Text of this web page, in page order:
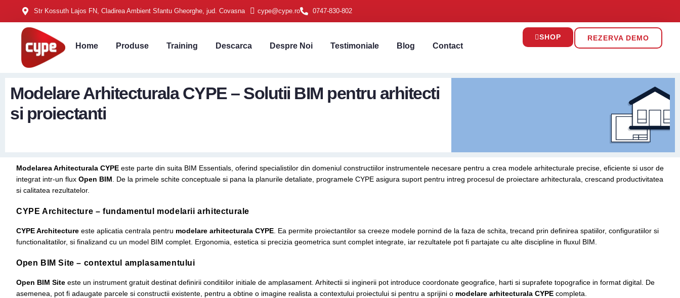
Str Kossuth Lajos FN, Cladirea Ambient Sfantu Gheorghe, jud. Covasna cype@cype.ro 0747-830-802
Home Produse Training Descarca Despre Noi Testimoniale Blog Contact
SHOP REZERVA DEMO
Modelare Arhitecturala CYPE – Solutii BIM pentru arhitecti
si proiectanti
Modelarea Arhitecturala CYPE este parte din suita BIM Essentials, oferind specialistilor din domeniul constructiilor instrumentele necesare pentru a crea modele arhitecturale precise, eficiente si usor de
integrat intr-un flux Open BIM . De la primele schite conceptuale si pana la planurile detaliate, programele CYPE asigura suport pentru intreg procesul de proiectare arhitecturala, crescand productivitatea
si calitatea rezultatelor.
CYPE Architecture – fundamentul modelarii arhitecturale
CYPE Architecture este aplicatia centrala pentru modelare arhitecturala CYPE . Ea permite proiectantilor sa creeze modele pornind de la faza de schita, trecand prin definirea spatiilor, configuratiilor si
functionalitatilor, si finalizand cu un model BIM complet. Ergonomia, estetica si precizia geometrica sunt complet integrate, iar rezultatele pot fi partajate cu alte discipline in fluxul BIM.
Open BIM Site – contextul amplasamentului
Open BIM Site este un instrument gratuit destinat definirii conditiilor initiale de amplasament. Arhitectii si inginerii pot introduce coordonate geografice, harti si suprafete topografice in format digital. De
asemenea, pot fi adaugate parcele si constructii existente, pentru a obtine o imagine realista a contextului proiectului si pentru a sprijini o modelare arhitecturala CYPE completa.